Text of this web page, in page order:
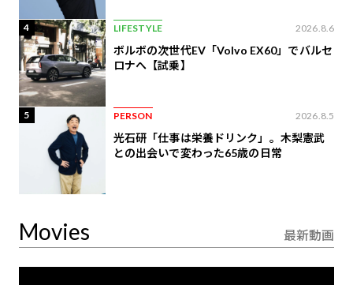
4 LIFESTYLE 2026.8.6
ボルボの次世代EV「Volvo EX60」でバルセ
ロナへ【試乗】
5 PERSON 2026.8.5
光石研「仕事は栄養ドリンク」。木梨憲武
との出会いで変わった65歳の日常
Movies 最新動画